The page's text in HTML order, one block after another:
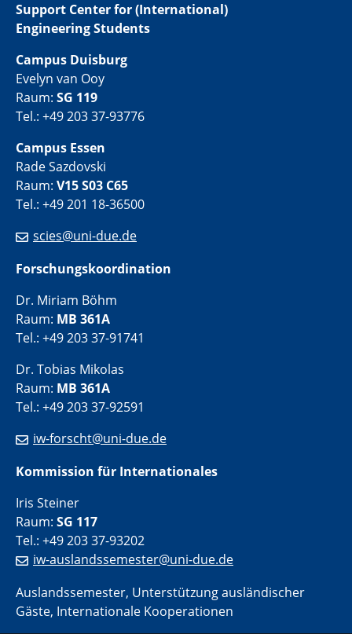
Support Center for (International)
Engineering Students
Campus Duisburg
Evelyn van Ooy
Raum: SG 119
Tel.: +49 203 37-93776
Campus Essen
Rade Sazdovski
Raum: V15 S03 C65
Tel.: +49 201 18-36500
scies@uni-due.de
Forschungskoordination
Dr. Miriam Böhm
Raum: MB 361A
Tel.: +49 203 37-91741
Dr. Tobias Mikolas
Raum: MB 361A
Tel.: +49 203 37-92591
iw-forscht@uni-due.de
Kommission für Internationales
Iris Steiner
Raum: SG 117
Tel.: +49 203 37-93202
iw-auslandssemester@uni-due.de
Auslandssemester, Unterstützung ausländischer
Gäste, Internationale Kooperationen